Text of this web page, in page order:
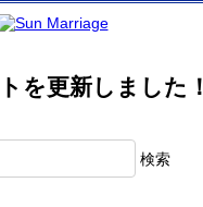
を更新しました！